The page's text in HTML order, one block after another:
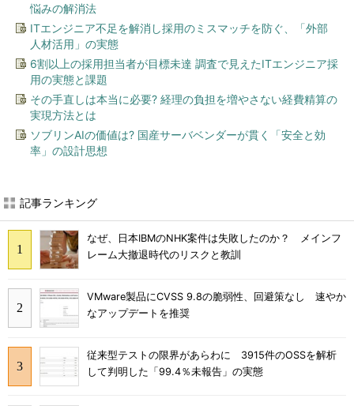
悩みの解消法
ITエンジニア不足を解消し採用のミスマッチを防ぐ、「外部
人材活用」の実態
6割以上の採用担当者が目標未達 調査で見えたITエンジニア採
用の実態と課題
その手直しは本当に必要? 経理の負担を増やさない経費精算の
実現方法とは
ソブリンAIの価値は? 国産サーバベンダーが貫く「安全と効
率」の設計思想
記事ランキング
なぜ、日本IBMのNHK案件は失敗したのか？ メインフ
レーム大撤退時代のリスクと教訓
VMware製品にCVSS 9.8の脆弱性、回避策なし 速やか
なアップデートを推奨
従来型テストの限界があらわに 3915件のOSSを解析
して判明した「99.4％未報告」の実態